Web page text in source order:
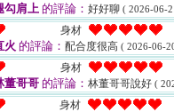
勾肩上 的評論： 好好聊 ( 2026-06-
身材
火 的評論： 配合度很高 ( 2026-06-
身材
董哥哥 的評論： 林董哥哥說好 (
身材